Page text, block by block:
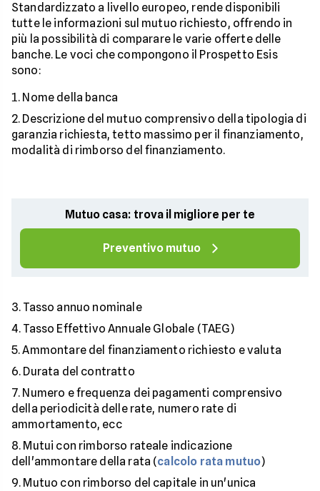
Standardizzato a livello europeo, rende disponibili
tutte le informazioni sul mutuo richiesto, offrendo in
più la possibilità di comparare le varie offerte delle
banche. Le voci che compongono il Prospetto Esis
sono:
Nome della banca
Descrizione del mutuo comprensivo della tipologia di
garanzia richiesta, tetto massimo per il finanziamento,
modalità di rimborso del finanziamento.
Mutuo casa: trova il migliore per te
Preventivo mutuo
Tasso annuo nominale
Tasso Effettivo Annuale Globale (TAEG)
Ammontare del finanziamento richiesto e valuta
Durata del contratto
Numero e frequenza dei pagamenti comprensivo
della periodicità delle rate, numero rate di
ammortamento, ecc
Mutui con rimborso rateale indicazione
dell'ammontare della rata (calcolo rata mutuo)
Mutuo con rimborso del capitale in un'unica